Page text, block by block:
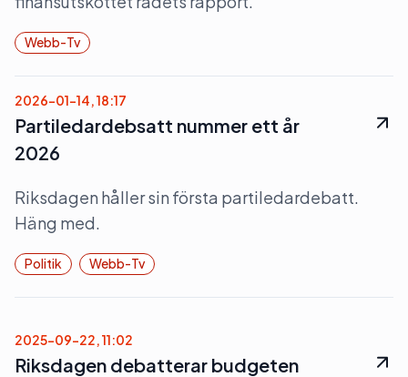
Webb-Tv
2026-01-14, 18:17
Partiledardebsatt nummer ett år
2026
Riksdagen håller sin första partiledardebatt.
Häng med.
Politik Webb-Tv
2025-09-22, 11:02
Riksdagen debatterar budgeten